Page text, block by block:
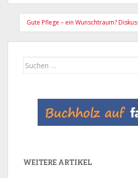
Gute Pflege – ein Wunschtraum?
Suchen
WEITERE ARTIKEL